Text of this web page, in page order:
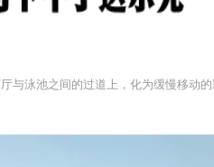
与泳池之间的过道上，化为缓慢移动